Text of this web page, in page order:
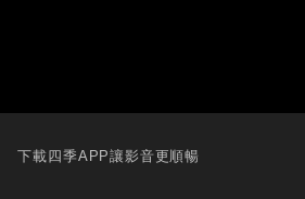
下載四季APP讓影音更順暢